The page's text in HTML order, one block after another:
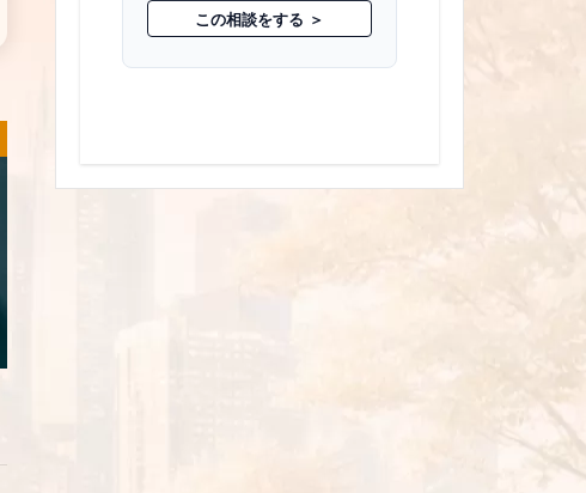
この相談をする ＞